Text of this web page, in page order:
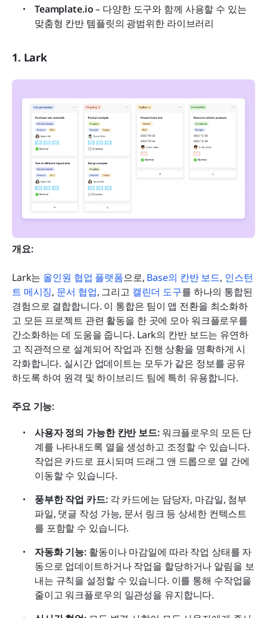
Teamplate.io – 다양한 도구와 함께 사용할 수 있는
맞춤형 칸반 템플릿의 광범위한 라이브러리
1. Lark
개요:
Lark는 올인원 협업 플랫폼으로, Base의 칸반 보드, 인스턴
트 메시징, 문서 협업, 그리고 캘린더 도구를 하나의 통합된
경험으로 결합합니다. 이 통합은 팀이 앱 전환을 최소화하
고 모든 프로젝트 관련 활동을 한 곳에 모아 워크플로우를
간소화하는 데 도움을 줍니다. Lark의 칸반 보드는 유연하
고 직관적으로 설계되어 작업과 진행 상황을 명확하게 시
각화합니다. 실시간 업데이트는 모두가 같은 정보를 공유
하도록 하여 원격 및 하이브리드 팀에 특히 유용합니다.
주요 기능:
사용자 정의 가능한 칸반 보드: 워크플로우의 모든 단
계를 나타내도록 열을 생성하고 조정할 수 있습니다.
작업은 카드로 표시되며 드래그 앤 드롭으로 열 간에
이동할 수 있습니다.
풍부한 작업 카드: 각 카드에는 담당자, 마감일, 첨부
파일, 댓글 작성 가능, 문서 링크 등 상세한 컨텍스트
를 포함할 수 있습니다.
자동화 기능: 활동이나 마감일에 따라 작업 상태를 자
동으로 업데이트하거나 작업을 할당하거나 알림을 보
내는 규칙을 설정할 수 있습니다. 이를 통해 수작업을
줄이고 워크플로우의 일관성을 유지합니다.